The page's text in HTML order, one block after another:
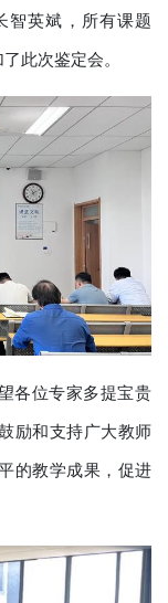
智英斌，所有课题
此次鉴定会。
各位专家多提宝贵
励和支持广大教师
的教学成果，促进